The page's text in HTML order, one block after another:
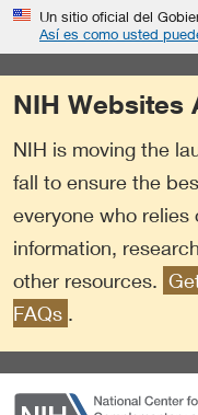
i
p
e
n
Link
External
Link
Policy
Un sitio oficial del
Así es como usted
NIH Websites
NIH is moving the
fall to ensure the
everyone who
information,
other resources.
FAQs .